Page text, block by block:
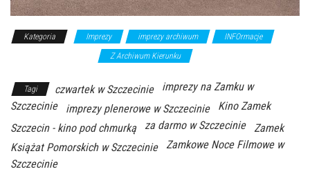
Kategoria Imprezy imprezy archiwum
INFOrmacje
Z Archiwum Kierunku
Tagi czwartek w Szczecinie
imprezy na Zamku w
Szczecinie
imprezy plenerowe w Szczecinie
Kino Zamek
Szczecin - kino pod chmurką
za darmo w Szczecinie
Zamek
Książat Pomorskich w Szczecinie
Zamkowe Noce Filmowe w
Szczecinie